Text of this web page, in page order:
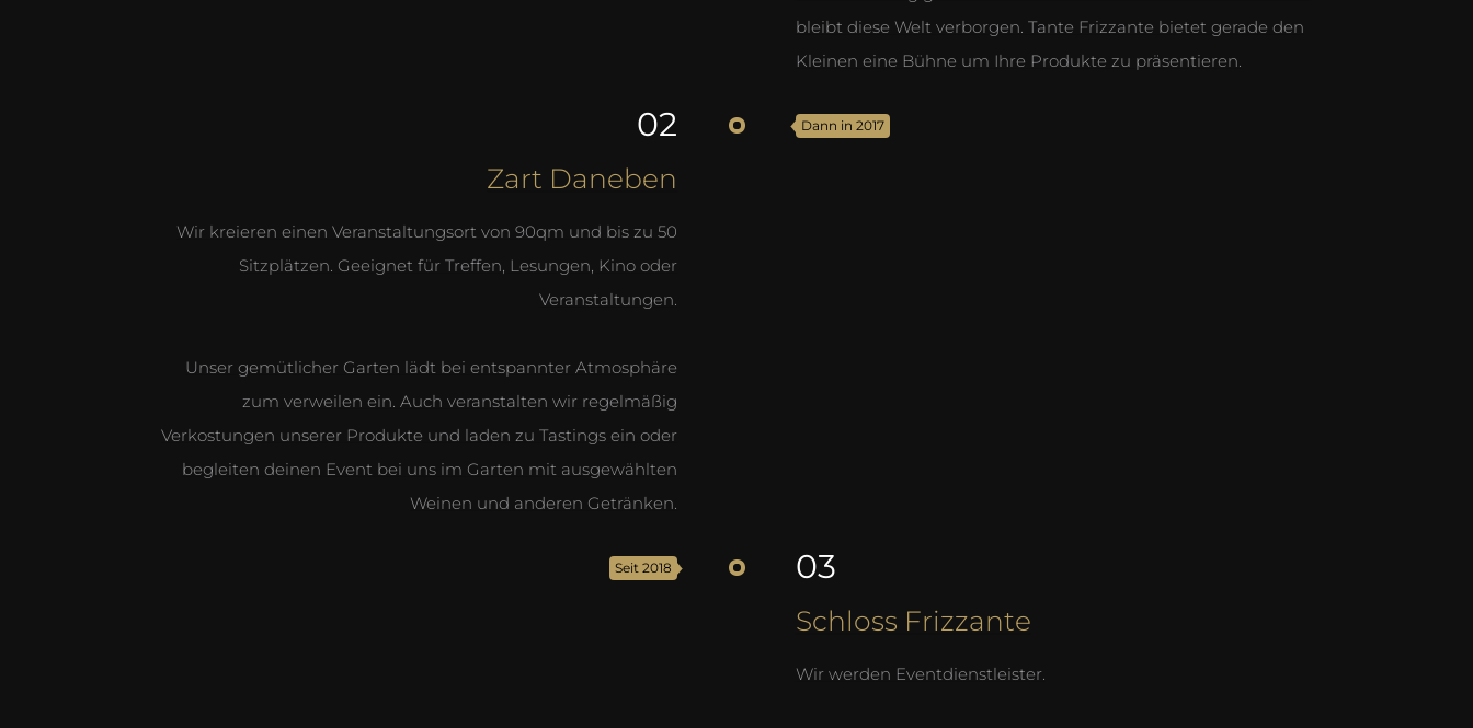
bleibt diese Welt verborgen. Tante Frizzante bietet gerade den
Kleinen eine Bühne um Ihre Produkte zu präsentieren.
Dann in 2017
02
Zart Daneben
Wir kreieren einen Veranstaltungsort von 90qm und bis zu 50
Sitzplätzen. Geeignet für Treffen, Lesungen, Kino oder
Veranstaltungen.
Unser gemütlicher Garten lädt bei entspannter Atmosphäre
zum verweilen ein. Auch veranstalten wir regelmäßig
Verkostungen unserer Produkte und laden zu Tastings ein oder
begleiten deinen Event bei uns im Garten mit ausgewählten
Weinen und anderen Getränken.
Seit 2018 03
Schloss Frizzante
Wir werden Eventdienstleister.